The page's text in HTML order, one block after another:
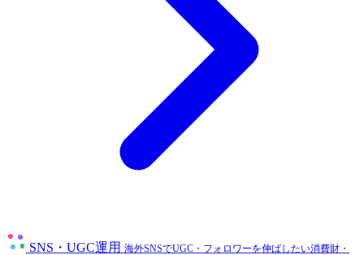
SNS・UGC運用 海外SNSでUGC・フォロワーを伸ばしたい消費財・